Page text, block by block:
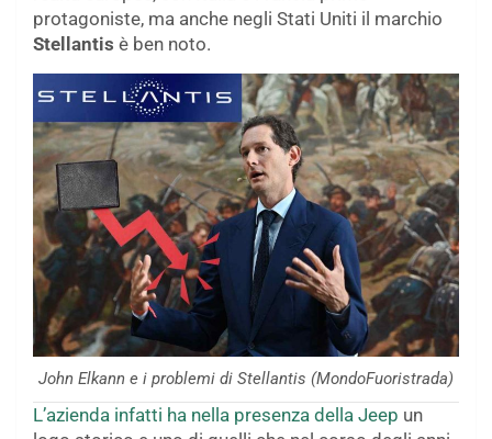
protagoniste, ma anche negli Stati Uniti il marchio
Stellantis è ben noto.
John Elkann e i problemi di Stellantis (MondoFuoristrada)
L’azienda infatti ha nella presenza della Jeep un